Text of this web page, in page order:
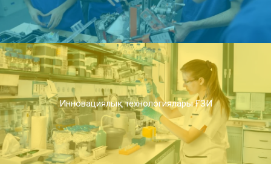
Инновациялық технологиялары ҒЗИ